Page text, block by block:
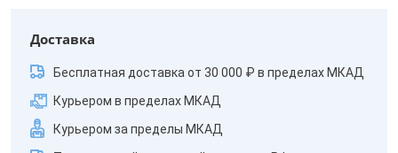
Доставка
Бесплатная доставка от 30 000 ₽ в пределах МКАД
Курьером в пределах МКАД
Курьером за пределы МКАД